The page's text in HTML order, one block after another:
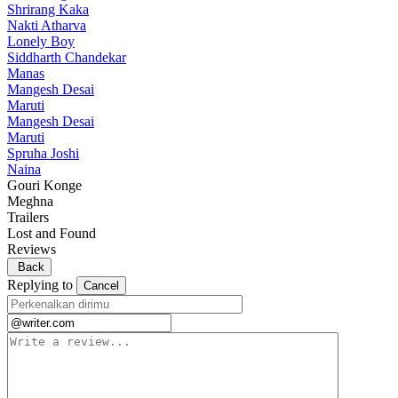
Shrirang Kaka
Nakti Atharva
Lonely Boy
Siddharth Chandekar
Manas
Mangesh Desai
Maruti
Mangesh Desai
Maruti
Spruha Joshi
Naina
Gouri Konge
Meghna
Trailers
Lost and Found
Reviews
Back
Replying to Cancel